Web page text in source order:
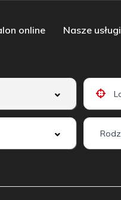
online Nasze usługi